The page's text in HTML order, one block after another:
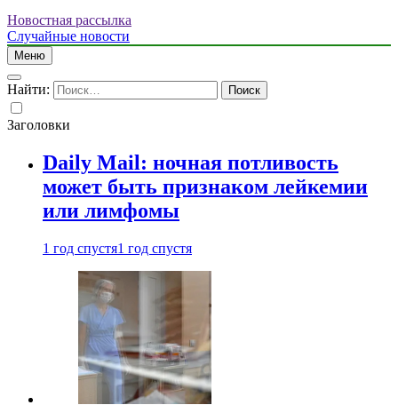
Новостная рассылка
Случайные новости
Меню
Найти:
Заголовки
Daily Mail: ночная потливость
может быть признаком лейкемии
или лимфомы
1 год спустя1 год спустя